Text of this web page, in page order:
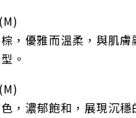
，優雅而溫柔，與肌膚
。
，濃郁飽和，展現沉穩